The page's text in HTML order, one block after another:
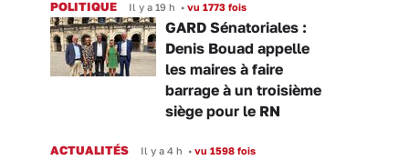
POLITIQUE Il y a 19 h • vu 1773 fois
GARD Sénatoriales :
Denis Bouad appelle
les maires à faire
barrage à un troisième
siège pour le RN
ACTUALITÉS Il y a 4 h • vu 1598 fois